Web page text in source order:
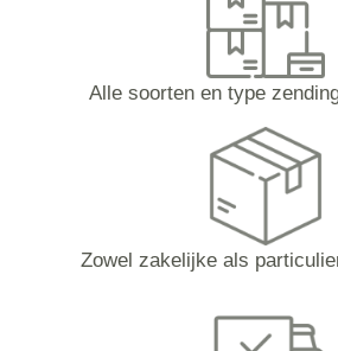
Alle soorten en type
Zowel zakelijke als